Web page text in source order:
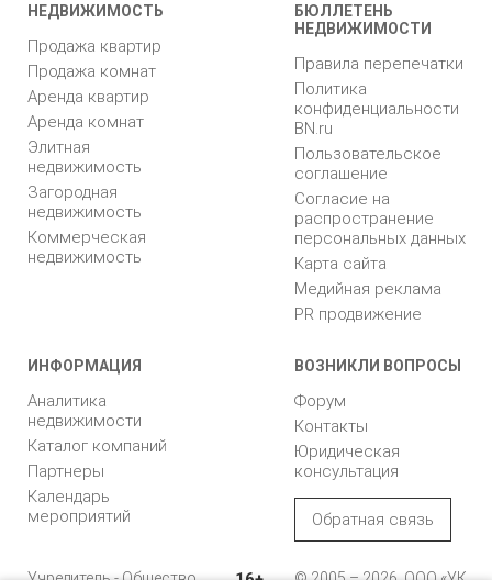
НЕДВИЖИМОСТЬ
Продажа квартир
Продажа комнат
Аренда квартир
Аренда комнат
Элитная
недвижимость
Загородная
недвижимость
Коммерческая
недвижимость
БЮЛЛЕТЕНЬ
НЕДВИЖИМОСТИ
Правила перепечатки
Политика
конфиденциальности
BN.ru
Пользовательское
соглашение
Согласие на
распространение
персональных данных
Карта сайта
Медийная реклама
PR продвижение
ИНФОРМАЦИЯ
Аналитика
недвижимости
Каталог компаний
Партнеры
Календарь
мероприятий
ВОЗНИКЛИ ВОПРОСЫ
Форум
Контакты
Юридическая
консультация
Обратная связь